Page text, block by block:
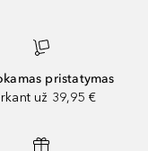
pristatymas
už 39,95 €